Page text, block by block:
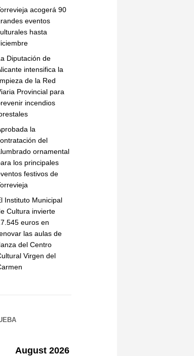
acogerá 90
eventos
hasta
Diputación de
intensifica la
de la Red
Provincial para
incendios
la
del
ornamental
los principales
festivos de
Instituto Municipal
Cultura invierte
euros en
las aulas de
del Centro
Virgen del
August 2026